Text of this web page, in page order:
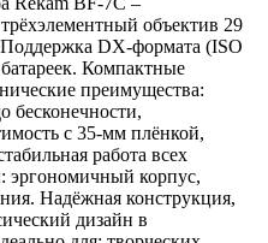
объектив 29
DX-формата (ISO
Компактные
преимущества:
бесконечности,
с 35-мм плёнкой,
работа всех
эргономичный корпус,
Надёжная конструкция,
дизайн в